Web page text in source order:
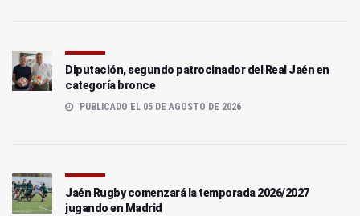
Diputación, segundo patrocinador del Real Jaén en
categoría bronce
PUBLICADO EL 05 DE AGOSTO DE 2026
Jaén Rugby comenzará la temporada 2026/2027
jugando en Madrid